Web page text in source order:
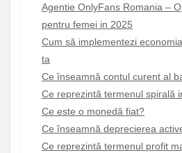
Agentie OnlyFans Romania –
pentru femei in 2025
Cum să implementezi
ta
Ce înseamnă contul curent al
Ce reprezintă termenul spirală
Ce este o monedă fiat?
Ce înseamnă deprecierea
Ce reprezintă termenul profit